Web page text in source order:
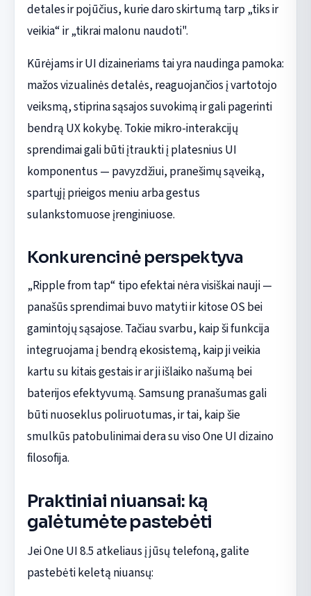
detales ir pojūčius, kurie daro skirtumą tarp „tiks ir
veikia“ ir „tikrai malonu naudoti".
Kūrėjams ir UI dizaineriams tai yra naudinga pamoka:
mažos vizualinės detalės, reaguojančios į vartotojo
veiksmą, stiprina sąsajos suvokimą ir gali pagerinti
bendrą UX kokybę. Tokie mikro-interakcijų
sprendimai gali būti įtraukti į platesnius UI
komponentus — pavyzdžiui, pranešimų sąveiką,
spartųjį prieigos meniu arba gestus
sulankstomuose įrenginiuose.
Konkurencinė perspektyva
„Ripple from tap“ tipo efektai nėra visiškai nauji —
panašūs sprendimai buvo matyti ir kitose OS bei
gamintojų sąsajose. Tačiau svarbu, kaip ši funkcija
integruojama į bendrą ekosistemą, kaip ji veikia
kartu su kitais gestais ir ar ji išlaiko našumą bei
baterijos efektyvumą. Samsung pranašumas gali
būti nuoseklus poliruotumas, ir tai, kaip šie
smulkūs patobulinimai dera su viso One UI dizaino
filosofija.
Praktiniai niuansai: ką
galėtumėte pastebėti
Jei One UI 8.5 atkeliaus į jūsų telefoną, galite
pastebėti keletą niuansų: